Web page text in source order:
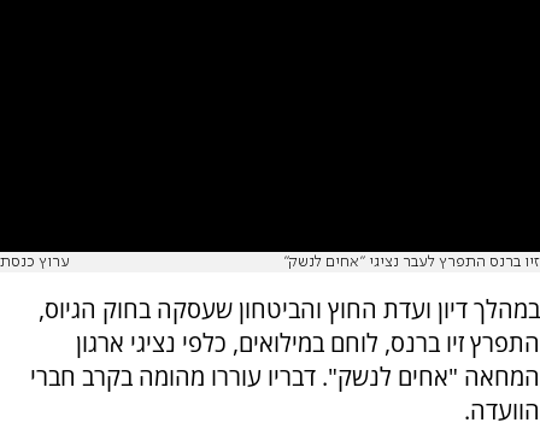
זיו ברנס התפרץ לעבר נציגי "אחים לנשק" ערוץ כנסת
במהלך דיון ועדת החוץ והביטחון שעסקה בחוק הגיוס,
התפרץ זיו ברנס, לוחם במילואים, כלפי נציגי ארגון
המחאה "אחים לנשק". דבריו עוררו מהומה בקרב חברי
הוועדה.